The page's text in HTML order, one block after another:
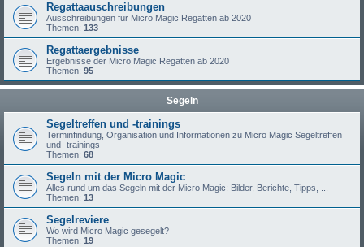
Regattaauschreibungen
Ausschreibungen für Micro Magic Regatten ab 2020
Themen: 133
Regattaergebnisse
Ergebnisse der Micro Magic Regatten ab 2020
Themen: 95
Segeln
Segeltreffen und -trainings
Terminfindung, Organisation und Informationen zu Micro Magic Segeltreffen
und -trainings
Themen: 68
Segeln mit der Micro Magic
Alles rund um das Segeln mit der Micro Magic: Bilder, Berichte, Tipps, ...
Themen: 13
Segelreviere
Wo wird Micro Magic gesegelt?
Themen: 19